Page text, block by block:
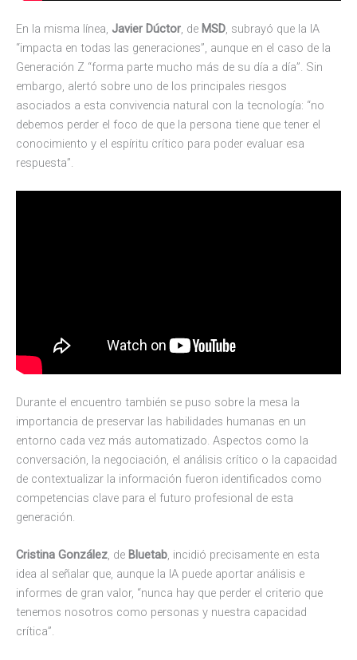
En la misma línea, Javier Dúctor, de MSD, subrayó que la IA
“impacta en todas las generaciones”, aunque en el caso de la
Generación Z “forma parte mucho más de su día a día”. Sin
embargo, alertó sobre uno de los principales riesgos
asociados a esta convivencia natural con la tecnología: “no
debemos perder el foco de que la persona tiene que tener el
conocimiento y el espíritu crítico para poder evaluar esa
respuesta”.
Durante el encuentro también se puso sobre la mesa la
importancia de preservar las habilidades humanas en un
entorno cada vez más automatizado. Aspectos como la
conversación, la negociación, el análisis crítico o la capacidad
de contextualizar la información fueron identificados como
competencias clave para el futuro profesional de esta
generación.
Cristina González, de Bluetab, incidió precisamente en esta
idea al señalar que, aunque la IA puede aportar análisis e
informes de gran valor, “nunca hay que perder el criterio que
tenemos nosotros como personas y nuestra capacidad
crítica”.